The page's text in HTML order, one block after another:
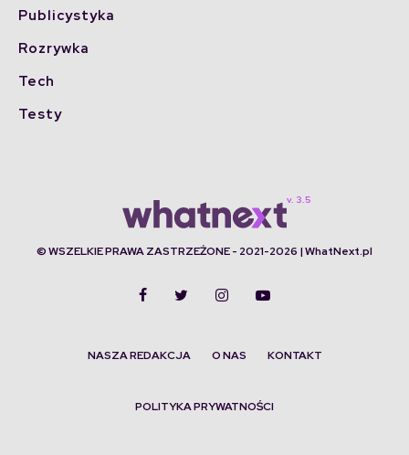
Publicystyka
Rozrywka
Tech
Testy
© WSZELKIE PRAWA ZASTRZEŻONE - 2021-2026 | WhatNext.pl
NASZA REDAKCJA O NAS KONTAKT
POLITYKA PRYWATNOŚCI